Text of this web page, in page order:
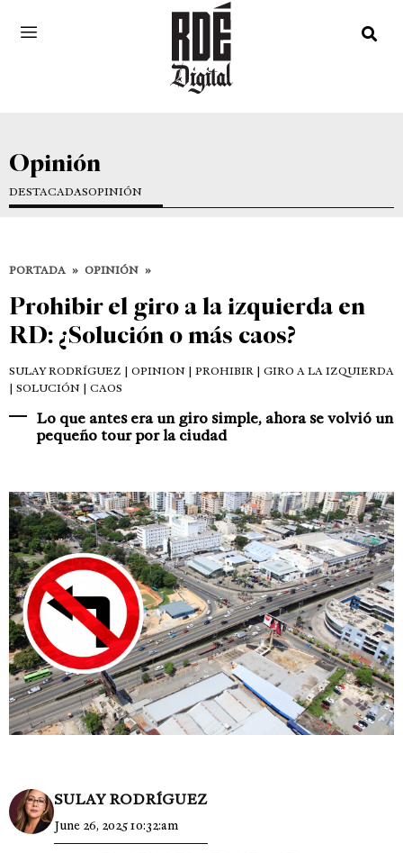
Opinión
DESTACADASOPINIÓN
PORTADA » OPINIÓN »
Prohibir el giro a la izquierda en
RD: ¿Solución o más caos?
SULAY RODRÍGUEZ | OPINION | PROHIBIR | GIRO A LA IZQUIERDA
| SOLUCIÓN | CAOS
Lo que antes era un giro simple, ahora se volvió un
pequeño tour por la ciudad
SULAY RODRÍGUEZ
June 26, 2025 10:32:am